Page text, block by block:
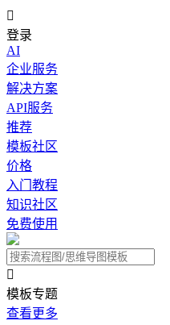

登录
AI
企业服务
解决方案
API服务
推荐
模板社区
价格
入门教程
知识社区
免费使用

模板专题
查看更多